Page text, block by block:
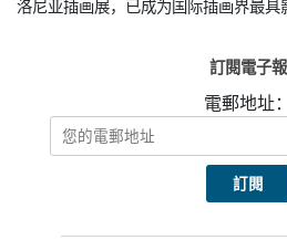
洛尼亚插画展，已成为国际插画界最具
訂閱電子報
電郵地址：